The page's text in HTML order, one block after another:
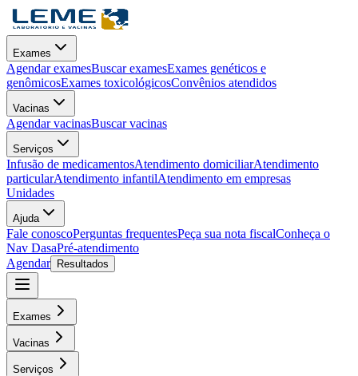
Exames
Agendar examesBuscar examesExames genéticos e
genômicosExames toxicológicosConvênios atendidos
Vacinas
Agendar vacinasBuscar vacinas
Serviços
Infusão de medicamentosAtendimento domiciliarAtendimento
particularAtendimento infantilAtendimento em empresas
Unidades
Ajuda
Fale conoscoPerguntas frequentesPeça sua nota fiscalConheça o
Nav DasaPré-atendimento
Agendar
Resultados
Exames
Vacinas
Serviços